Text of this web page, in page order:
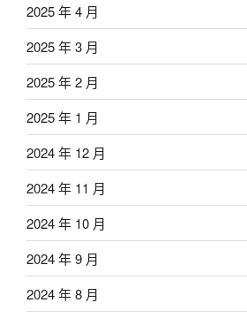
2025 年 4 月
2025 年 3 月
2025 年 2 月
2025 年 1 月
2024 年 12 月
2024 年 11 月
2024 年 10 月
2024 年 9 月
2024 年 8 月